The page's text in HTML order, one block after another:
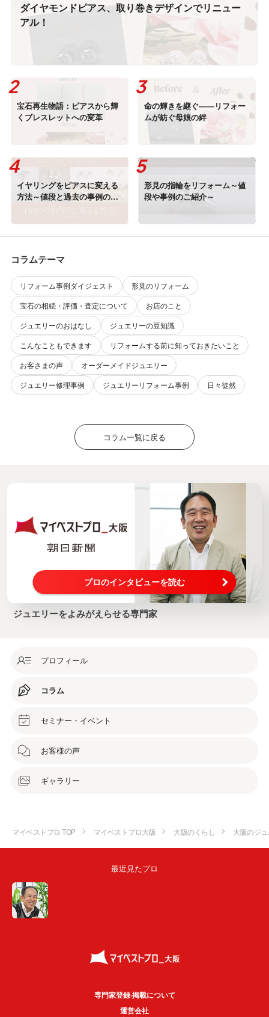
ダイヤモンドピアス、取り巻きデザインでリニュー
アル！
宝石再生物語：ピアスから輝
くブレスレットへの変革
命の輝きを継ぐ――リフォー
ムが紡ぐ母娘の絆
イヤリングをピアスに変える
方法～値段と過去の事例のご
形見の指輪をリフォーム～値
段や事例のご紹介～
コラムテーマ
リフォーム事例ダイジェスト
形見のリフォーム
宝石の相続・評価・査定について
お店のこと
ジュエリーのおはなし
ジュエリーの豆知識
こんなこともできます
リフォームする前に知っておきたいこと
お客さまの声
オーダーメイドジュエリー
ジュエリー修理事例
ジュエリーリフォーム事例 日々徒然
コラム一覧に戻る
プロのインタビューを読む
ジュエリーをよみがえらせる専門家
プロフィール
コラム
セミナー・イベント
お客様の声
ギャラリー
マイベストプロ TOP マイベストプロ大阪 大阪のくらし 大阪のジ
最近見たプロ
専門家登録·掲載について
運営会社